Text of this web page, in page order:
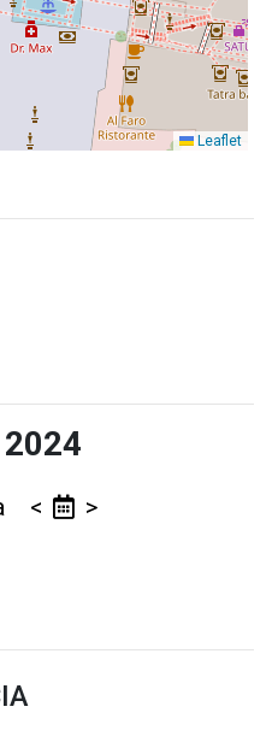
Leaflet
< >